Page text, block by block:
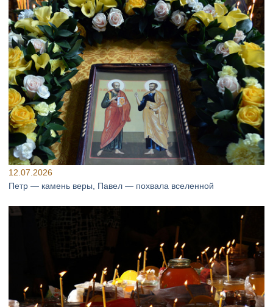
12.07.2026
Петр — камень веры, Павел — похвала вселенной